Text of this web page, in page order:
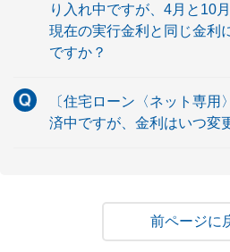
り入れ中ですが、4月と10
現在の実行金利と同じ金利
ですか？
〔住宅ローン〈ネット専用
済中ですが、金利はいつ変